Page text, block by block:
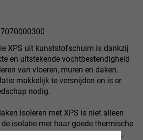
XPS uit kunststofschuim is dankzij
en uitstekende vochtbestendigheid
van vloeren, muren en daken.
makkelijk te versnijden en is er
nodig.
isoleren met XPS is niet alleen
isolatie met haar goede thermische
maar ook erg duurzaam.